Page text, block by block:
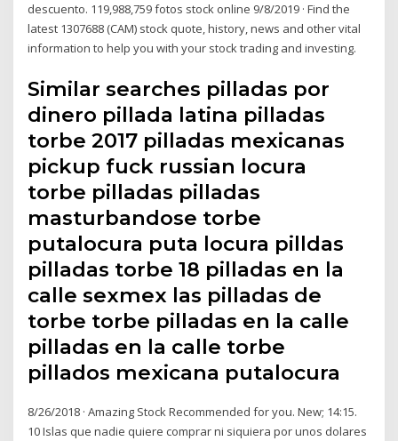
descuento. 119,988,759 fotos stock online 9/8/2019 · Find the
latest 1307688 (CAM) stock quote, history, news and other vital
information to help you with your stock trading and investing.
Similar searches pilladas por
dinero pillada latina pilladas
torbe 2017 pilladas mexicanas
pickup fuck russian locura
torbe pilladas pilladas
masturbandose torbe
putalocura puta locura pilldas
pilladas torbe 18 pilladas en la
calle sexmex las pilladas de
torbe torbe pilladas en la calle
pilladas en la calle torbe
pillados mexicana putalocura
8/26/2018 · Amazing Stock Recommended for you. New; 14:15.
10 Islas que nadie quiere comprar ni siquiera por unos dolares